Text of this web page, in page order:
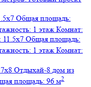
Общая площадь:
1 этаж Комнат:
11.5х7 Общая площадь:
1 этаж Комнат:
дом из
площадь: 96 м2